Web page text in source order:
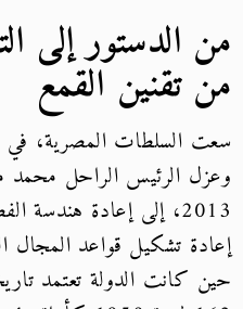
من الدستور إلى
من تقنين القمع
2013، إلى إعادة هندسة
إعادة تشكيل قواعد المجال
حين كانت الدولة تعتمد